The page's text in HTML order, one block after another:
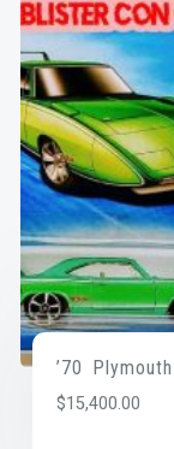
’70
$15,400.00